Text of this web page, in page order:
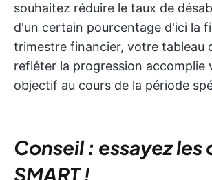
souhaitez réduire le taux de
d'un certain pourcentage d'ici la
trimestre financier, votre tableau
refléter la progression accomplie
objectif au cours de la période
Conseil : essayez les
SMART !